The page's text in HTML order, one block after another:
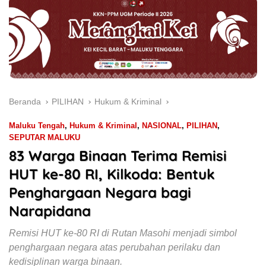
Beranda PILIHAN Hukum & Kriminal
Maluku Tengah, Hukum & Kriminal , NASIONAL, PILIHAN,
SEPUTAR MALUKU
83 Warga Binaan Terima Remisi
HUT ke-80 RI, Kilkoda: Bentuk
Penghargaan Negara bagi
Narapidana
Remisi HUT ke-80 RI di Rutan Masohi menjadi simbol
penghargaan negara atas perubahan perilaku dan
kedisiplinan warga binaan.